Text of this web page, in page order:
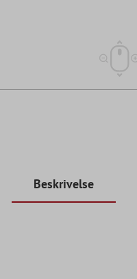
Beskrivelse